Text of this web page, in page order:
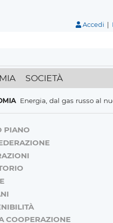
Accedi
SOCIETÀ
dal gas russo al nucleare
PIANO
COOPERAZIONE